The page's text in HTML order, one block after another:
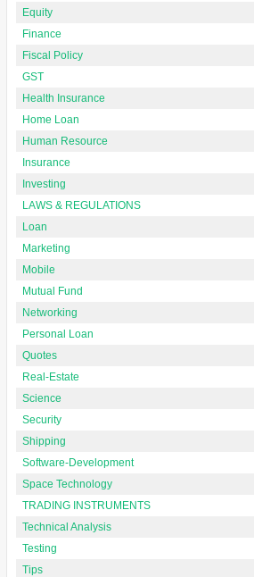
Equity
Finance
Fiscal Policy
GST
Health Insurance
Home Loan
Human Resource
Insurance
Investing
LAWS & REGULATIONS
Loan
Marketing
Mobile
Mutual Fund
Networking
Personal Loan
Quotes
Real-Estate
Science
Security
Shipping
Software-Development
Space Technology
TRADING INSTRUMENTS
Technical Analysis
Testing
Tips